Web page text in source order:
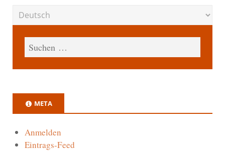
META
Anmelden
Eintrags-Feed